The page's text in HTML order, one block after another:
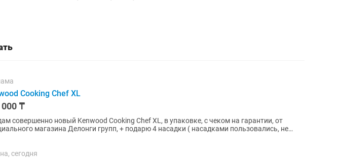
Cooking Chef XL
₸
совершенно новый Kenwood Cooking Chef XL, в упаковке, с чеком на гарантии, от
магазина Делонги групп, + подарю 4 насадки ( насадками пользовались, не
сегодня